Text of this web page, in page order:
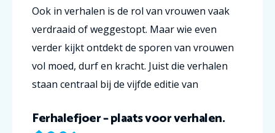
Ook in verhalen is de rol van vrouwen vaak
verdraaid of weggestopt. Maar wie even
verder kijkt ontdekt de sporen van vrouwen
vol moed, durf en kracht. Juist die verhalen
staan centraal bij de vijfde editie van
Ferhalefjoer – plaats voor verhalen.